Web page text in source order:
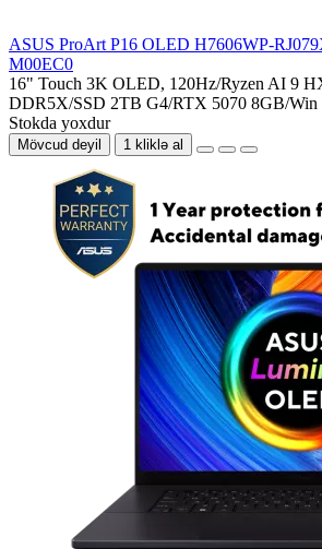
ASUS ProArt P16 OLED H7606WP-
M00EC0
16" Touch 3K OLED, 120Hz/Ryzen AI 9
DDR5X/SSD 2TB G4/RTX 5070 8GB/Win
Stokda yoxdur
Mövcud deyil 1 kliklə al